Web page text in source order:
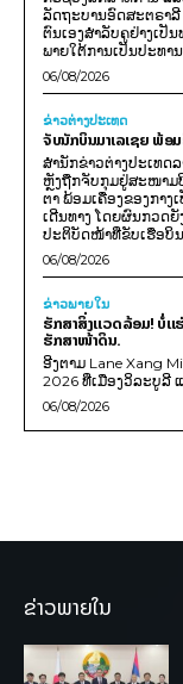
ລັດຖະບານອົດສະຕຣາລີ
ຕົນເອງສຳລັບຄູຢ່າງເປັ
ພາຍໃຕ້ການເປັນປະທາ
06/08/2026
ຂ່າວຕ່າງປະເທດ
ຈັບນັກບິນມາເລເຊຍ ພ້ອມ
ສຳນັກຂ່າວຕ່າງປະເທດ
ຫຼັງຖືກຈັບກຸມຢູ່ສະໜາມ
ຕາ ພ້ອມເຄື່ອງຂອງກາງ
ເດີນທາງ ໂດຍຜົນກວດ
ປະຕິບັດໜ້າທີ່ຂັບເຮືອບິນ
06/08/2026
ຂ່າວພາຍ​ໃນ
ຮັກສາສິ່ງແວດລ້ອມ! ບໍ່
ຮັກສາໜ້າດິນ.
ອີງຕາມ Lane Xang
2026 ທີ່ເມືອງວິລະບູລີ
06/08/2026
ຂ່າວພາຍໃນ